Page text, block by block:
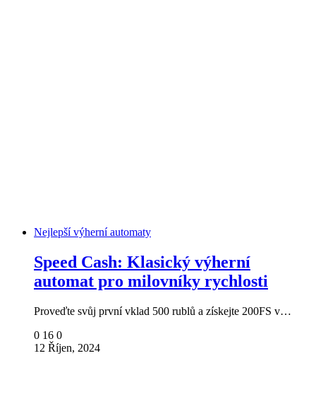
Nejlepší výherní automaty
Speed ​​​​Cash: Klasický výherní
automat pro milovníky rychlosti
Proveďte svůj první vklad 500 rublů a získejte 200FS v…
0 16 0
12 Říjen, 2024